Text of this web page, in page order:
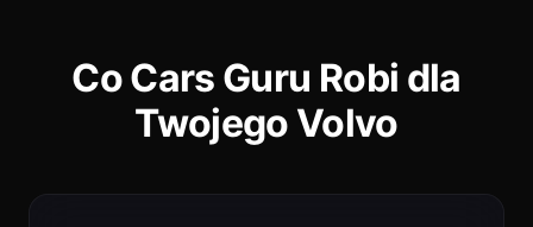
Co Cars Guru Robi dla
Twojego Volvo